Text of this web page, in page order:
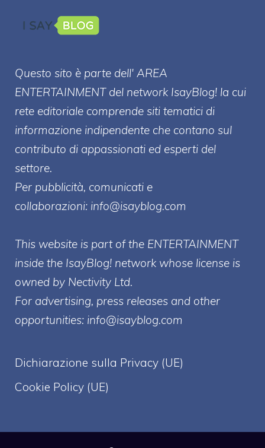
Questo sito è parte dell' AREA
ENTERTAINMENT del network IsayBlog! la cui
rete editoriale comprende siti tematici di
informazione indipendente che contano sul
contributo di appassionati ed esperti del
settore.
Per pubblicità, comunicati e
collaborazioni: info@isayblog.com
This website is part of the ENTERTAINMENT
inside the IsayBlog! network whose license is
owned by Nectivity Ltd.
For advertising, press releases and other
opportunities: info@isayblog.com
Dichiarazione sulla Privacy (UE)
Cookie Policy (UE)